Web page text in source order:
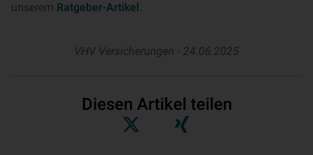
unserem Ratgeber-Artikel.
VHV Versicherungen - 24.06.2025
Diesen Artikel teilen